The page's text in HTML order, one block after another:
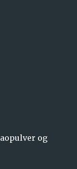
og